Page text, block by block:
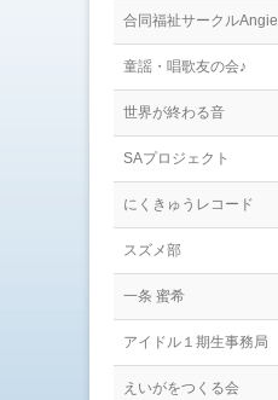
す
)
ウ
ィ
ン
ド
ウ
で
開
き
ま
す
合同福祉サークルAngie
童謡・唱歌友の会♪
世界が終わる音
SAプロジェクト
にくきゅうレコード
スズメ部
一条 蜜希
アイドル１期生事務局
えいがをつくる会